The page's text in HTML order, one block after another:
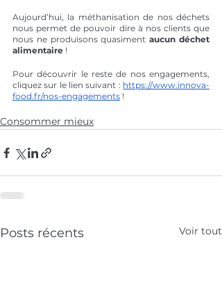
Aujourd’hui, la méthanisation de nos déchets
nous permet de pouvoir dire à nos clients que
nous ne produisons quasiment aucun déchet
alimentaire !
Pour découvrir le reste de nos engagements,
cliquez sur le lien suivant : https://www.innova-
food.fr/nos-engagements !
Consommer mieux
Posts récents Voir tout